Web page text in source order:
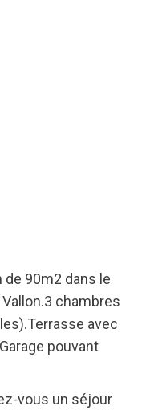
de 90m2 dans le
chambres
avec
pouvant
vous un séjour